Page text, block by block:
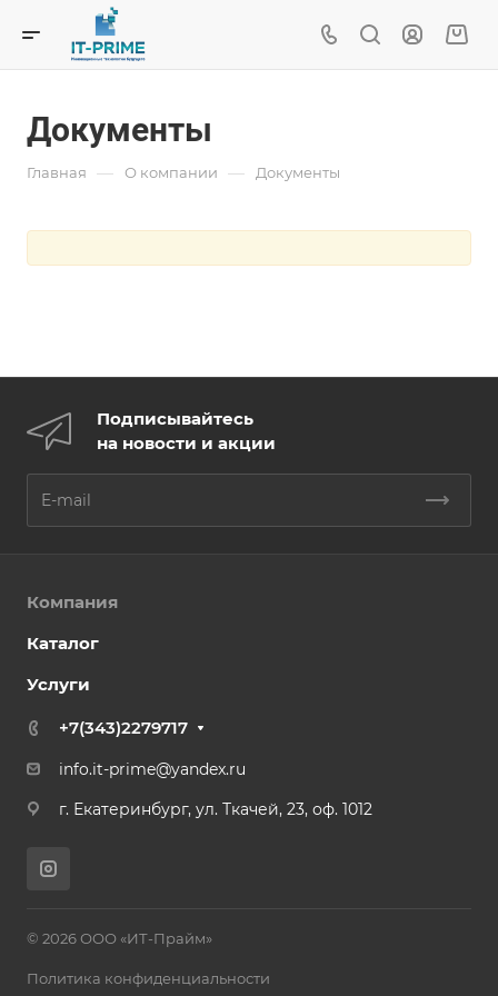
Документы
Главная — О компании — Документы
Подписывайтесь
на новости и акции
Компания
Каталог
Услуги
+7(343)2279717
info.it-prime@yandex.ru
г. Екатеринбург, ул. Ткачей, 23, оф. 1012
© 2026 ООО «ИТ-Прайм»
Политика конфиденциальности